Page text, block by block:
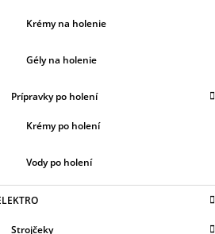
Krémy na holenie
Gély na holenie
Prípravky po holení
Krémy po holení
Vody po holení
Strojčeky